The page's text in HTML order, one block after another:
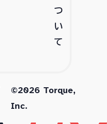
つ
い
て
©2026 Torque,
Inc.